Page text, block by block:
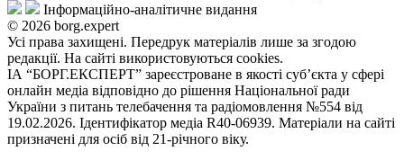
Інформаційно-аналітичне видання
© 2026 borg.expert
Усі права захищені. Передрук матеріалів лише за згодою
редакції. На сайті використовуються cookies.
ІА “БОРГ.ЕКСПЕРТ” зареєстроване в якості суб’єкта у сфері
онлайн медіа відповідно до рішення Національної ради
України з питань телебачення та радіомовлення №554 від
19.02.2026. Ідентифікатор медіа R40-06939. Матеріали на сайті
призначені для осіб від 21-річного віку.